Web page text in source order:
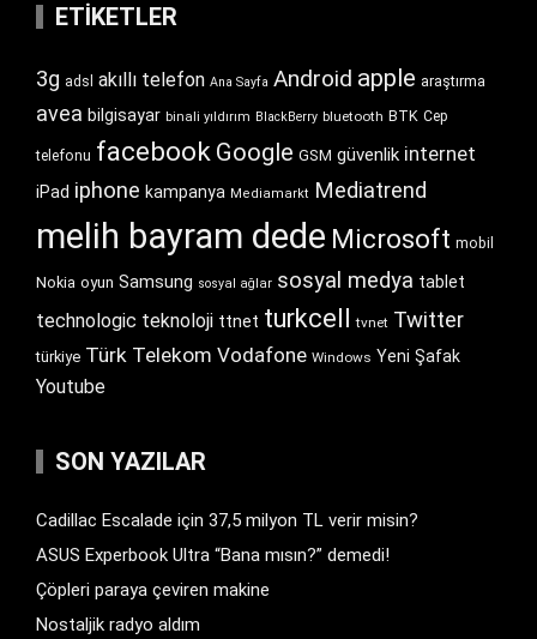
ETIKETLER
3g adsl akıllı telefon Ana Sayfa Android apple araştırma
avea bilgisayar binali yıldırım BlackBerry bluetooth BTK Cep
telefonu facebook Google GSM güvenlik internet
iPad iphone kampanya Mediamarkt Mediatrend
melih bayram dede Microsoft mobil
Nokia oyun Samsung sosyal ağlar sosyal medya tablet
technologic teknoloji ttnet turkcell tvnet Twitter
türkiye Türk Telekom Vodafone Windows Yeni Şafak
Youtube
SON YAZILAR
Cadillac Escalade için 37,5 milyon TL verir misin?
ASUS Experbook Ultra “Bana mısın?” demedi!
Çöpleri paraya çeviren makine
Nostaljik radyo aldım